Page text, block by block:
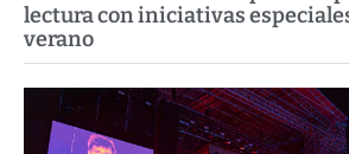
lectura con iniciativas
verano